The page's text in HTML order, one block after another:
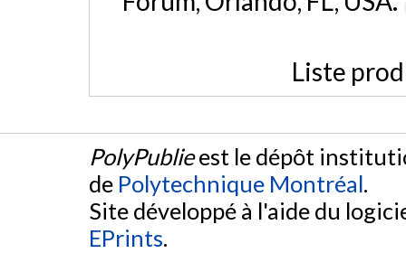
Liste
PolyPublieest le dépôt
de Polytechnique Montréal.
Site développé à l'aide du
EPrints.